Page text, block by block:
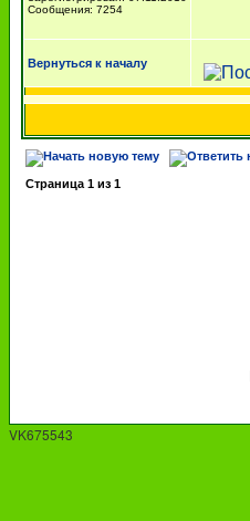
Сообщения: 7254
Вернуться к началу
Страница 1 из 1
VK675543